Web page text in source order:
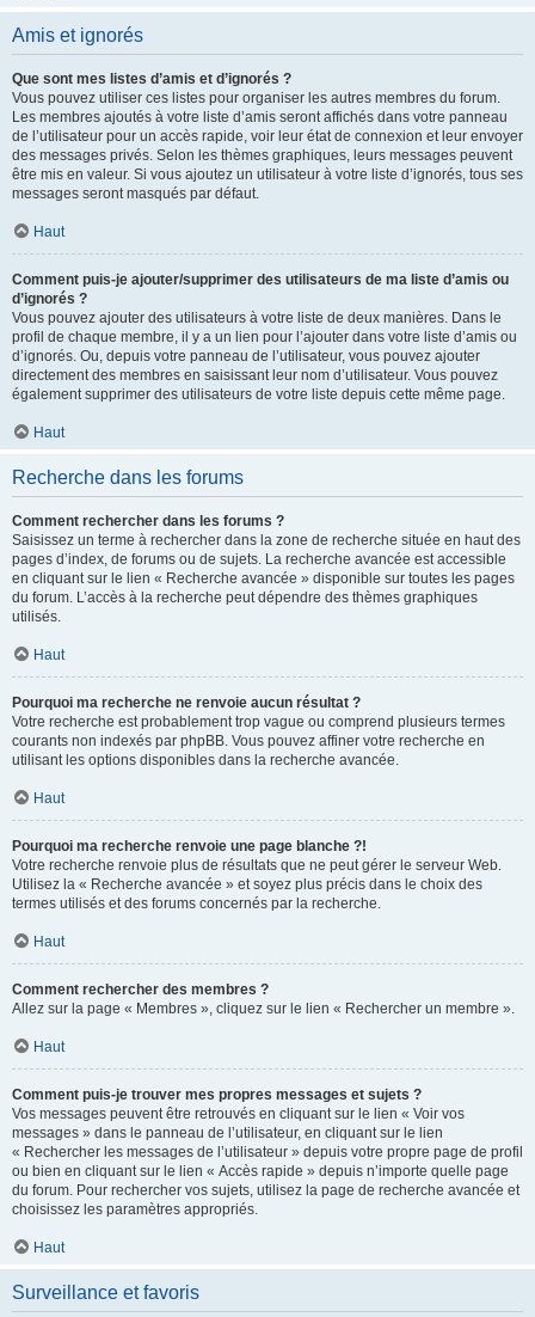
Amis et ignorés
Que sont mes listes d’amis et d’ignorés ?
Vous pouvez utiliser ces listes pour organiser les autres membres du forum.
Les membres ajoutés à votre liste d’amis seront affichés dans votre panneau
de l’utilisateur pour un accès rapide, voir leur état de connexion et leur envoyer
des messages privés. Selon les thèmes graphiques, leurs messages peuvent
être mis en valeur. Si vous ajoutez un utilisateur à votre liste d’ignorés, tous ses
messages seront masqués par défaut.
Haut
Comment puis-je ajouter/supprimer des utilisateurs de ma liste d’amis ou
d’ignorés ?
Vous pouvez ajouter des utilisateurs à votre liste de deux manières. Dans le
profil de chaque membre, il y a un lien pour l’ajouter dans votre liste d’amis ou
d’ignorés. Ou, depuis votre panneau de l’utilisateur, vous pouvez ajouter
directement des membres en saisissant leur nom d’utilisateur. Vous pouvez
également supprimer des utilisateurs de votre liste depuis cette même page.
Haut
Recherche dans les forums
Comment rechercher dans les forums ?
Saisissez un terme à rechercher dans la zone de recherche située en haut des
pages d’index, de forums ou de sujets. La recherche avancée est accessible
en cliquant sur le lien « Recherche avancée » disponible sur toutes les pages
du forum. L’accès à la recherche peut dépendre des thèmes graphiques
utilisés.
Haut
Pourquoi ma recherche ne renvoie aucun résultat ?
Votre recherche est probablement trop vague ou comprend plusieurs termes
courants non indexés par phpBB. Vous pouvez affiner votre recherche en
utilisant les options disponibles dans la recherche avancée.
Haut
Pourquoi ma recherche renvoie une page blanche ?!
Votre recherche renvoie plus de résultats que ne peut gérer le serveur Web.
Utilisez la « Recherche avancée » et soyez plus précis dans le choix des
termes utilisés et des forums concernés par la recherche.
Haut
Comment rechercher des membres ?
Allez sur la page « Membres », cliquez sur le lien « Rechercher un membre ».
Haut
Comment puis-je trouver mes propres messages et sujets ?
Vos messages peuvent être retrouvés en cliquant sur le lien « Voir vos
messages » dans le panneau de l’utilisateur, en cliquant sur le lien
« Rechercher les messages de l’utilisateur » depuis votre propre page de profil
ou bien en cliquant sur le lien « Accès rapide » depuis n’importe quelle page
du forum. Pour rechercher vos sujets, utilisez la page de recherche avancée et
choisissez les paramètres appropriés.
Haut
Surveillance et favoris